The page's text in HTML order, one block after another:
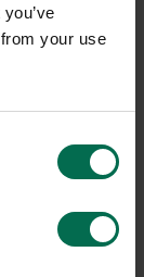
your use